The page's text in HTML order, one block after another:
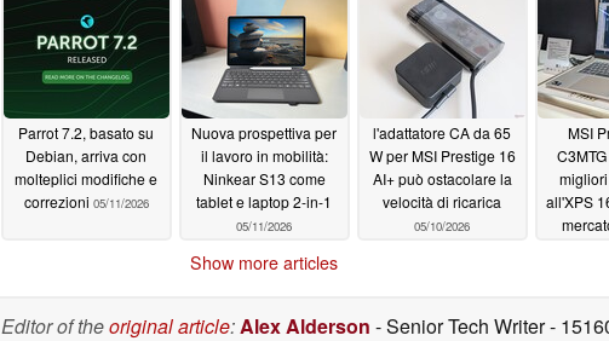
Parrot 7.2, basato su
Debian, arriva con
molteplici modifiche e
correzioni 05/11/2026
Nuova prospettiva per
il lavoro in mobilità:
Ninkear S13 come
tablet e laptop 2-in-1
05/11/2026
l'adattatore CA da 65
W per MSI Prestige 16
AI+ può ostacolare la
velocità di ricarica
05/10/2026
MSI
all'XPS
Show more articles
Editor of theoriginal article:Alex Alderson - Senior Tech Writer-